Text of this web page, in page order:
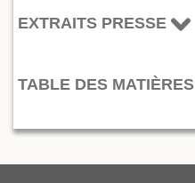
EXTRAITS PRESSE
TABLE DES MATIÈRES